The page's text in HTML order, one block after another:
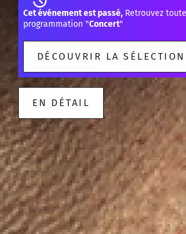
Cet événement est passé, Retrouvez
programmation "Concert"
DÉCOUVRIR LA SÉLECTION
EN DÉTAIL